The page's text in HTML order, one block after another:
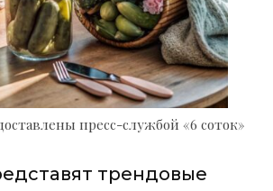
пресс-службой «6 соток»
трендовые